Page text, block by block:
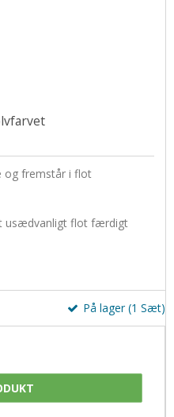
og fremstår i flot
usædvanligt flot færdigt
På lager (1 Sæt)